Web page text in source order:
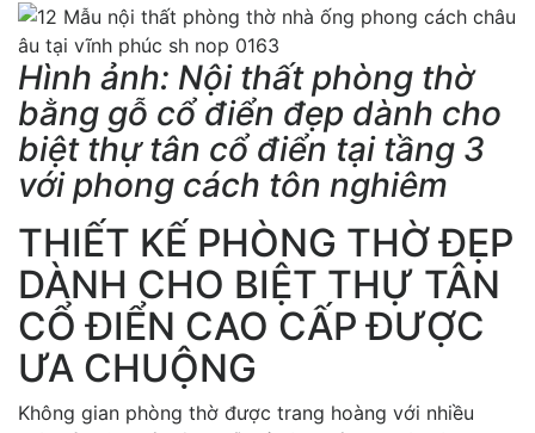
Hình ảnh: Nội thất phòng thờ
bằng gỗ cổ điển đẹp dành cho
biệt thự tân cổ điển tại tầng 3
với phong cách tôn nghiêm
THIẾT KẾ PHÒNG THỜ ĐẸP
DÀNH CHO BIỆT THỰ TÂN
CỔ ĐIỂN CAO CẤP ĐƯỢC
ƯA CHUỘNG
Không gian phòng thờ được trang hoàng với nhiều